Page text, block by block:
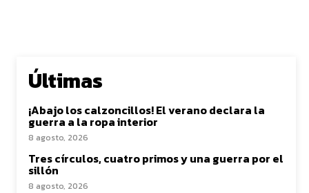
Últimas
¡Abajo los calzoncillos! El verano declara la
guerra a la ropa interior
8 agosto, 2026
Tres círculos, cuatro primos y una guerra por el
sillón
8 agosto, 2026